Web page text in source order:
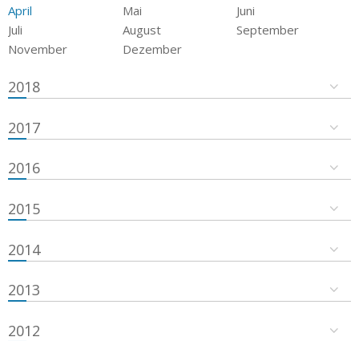
April
Mai
Juni
Juli
August
September
November
Dezember
2018
2017
2016
2015
2014
2013
2012